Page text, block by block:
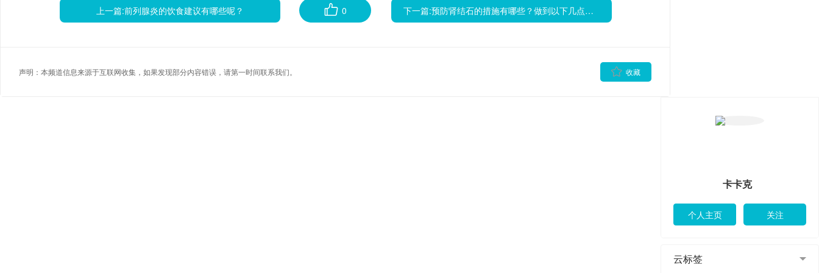
上一篇:前列腺炎的饮食建议有哪些呢？ 下一篇:预防肾结石的措施有哪些？做到以下几点有助于预防肾结石！
0
声明：本频道信息来源于互联网收集，如果发现部分内容错误，请第一时间联系我们。
卡卡克
云标签